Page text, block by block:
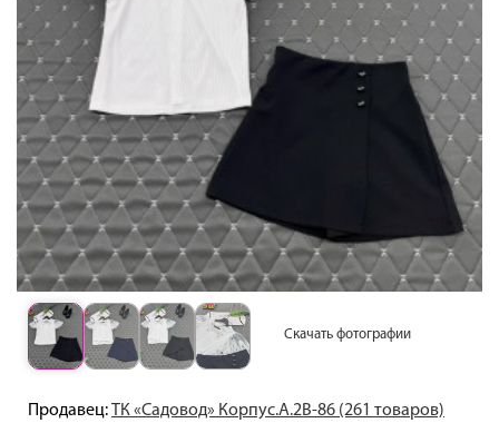
Скачать фотографии
Продавец:ТК «Садовод» Корпус.А.2В-86 (261 товаров)